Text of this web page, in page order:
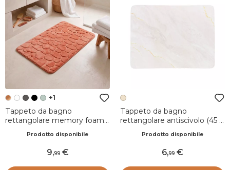
+1
Tappeto da bagno
rettangolare memory foam
Prodotto disponibile
9,99
Tappeto da bagno
rettangolare antiscivolo (45 x
Prodotto disponibile
6,99